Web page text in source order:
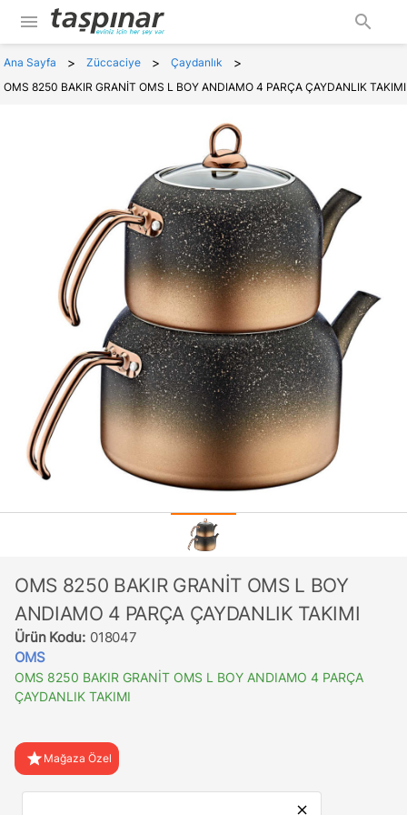
menu search
Ana Sayfa > Züccaciye > Çaydanlık >
OMS 8250 BAKIR GRANİT OMS L BOY ANDIAMO 4 PARÇA ÇAYDANLIK TAKIMI
OMS 8250 BAKIR GRANİT OMS L BOY
ANDIAMO 4 PARÇA ÇAYDANLIK TAKIMI
Ürün Kodu: 018047
OMS
OMS 8250 BAKIR GRANİT OMS L BOY ANDIAMO 4 PARÇA
ÇAYDANLIK TAKIMI
star Mağaza Özel
close